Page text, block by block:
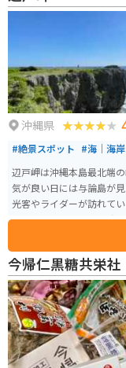
沖縄県
#絶景スポット #海｜海
辺戸岬は沖縄本島最北端
気が良い日には与論島が
光客やライダーが訪れています。 遊歩道は整備されて歩きや
には荒波が打ちつけ、時
縄・与論島友好の碑」な
観光案内所で有料ですが
ンバルクイナ展望台」や
今帰仁黒糖共栄社